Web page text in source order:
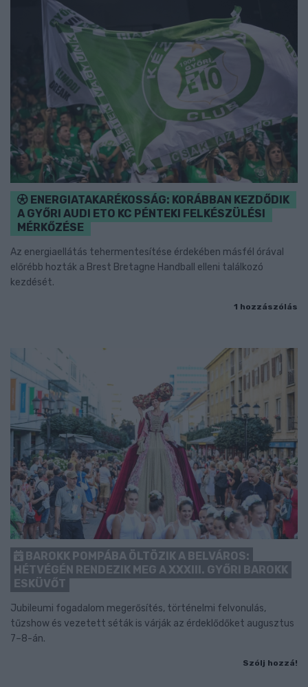
ENERGIATAKARÉKOSSÁG: KORÁBBAN KEZDŐDIK
A GYŐRI AUDI ETO KC PÉNTEKI FELKÉSZÜLÉSI
MÉRKŐZÉSE
Az energiaellátás tehermentesítése érdekében másfél órával
előrébb hozták a Brest Bretagne Handball elleni találkozó
kezdését.
1 hozzászólás
BAROKK POMPÁBA ÖLTÖZIK A BELVÁROS:
HÉTVÉGÉN RENDEZIK MEG A XXXIII. GYŐRI BAROKK
ESKÜVŐT
Jubileumi fogadalom megerősítés, történelmi felvonulás,
tűzshow és vezetett séták is várják az érdeklődőket augusztus
7–8-án.
Szólj hozzá!